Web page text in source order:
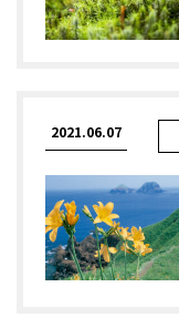
2021.06.07